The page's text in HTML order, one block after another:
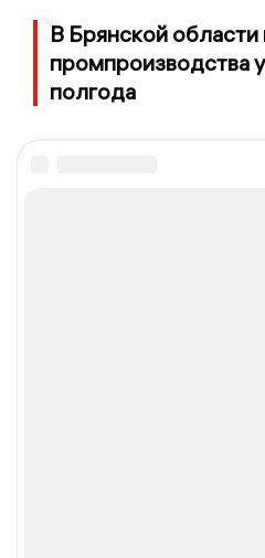
В Брянской области
промпроизводства
полгода